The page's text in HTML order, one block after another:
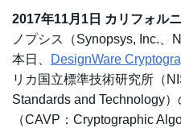
2017年11月1日 カリフォル
ノプシス（Synopsys, Inc.、
本日、
DesignWare
リカ国立標準技術研究所（
Standards and Technology
（CAVP：Cryptographic